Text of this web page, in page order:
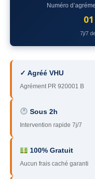
– Seine-et-Marne
– Yvelines
92– Hauts-de-
93 – Seine-Saint-
94– Val-de-Marne
95 – Val d’Oise
– Essonne
89 – Yonne
Numéro
7j/7
✓ Agréé VHU
Agrément PR 920001 B
Sous 2h
Intervention rapide 7j/7
100% Gratuit
Aucun frais caché garanti